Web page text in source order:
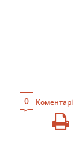
0 Коментарі